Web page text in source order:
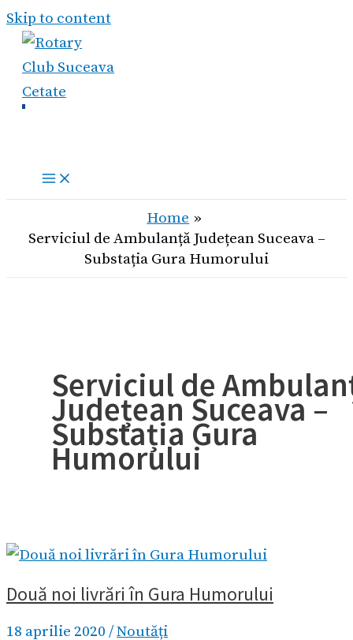
Skip to content
Home
Serviciul de Ambulanță Județean Suceava –
Substația Gura Humorului
Serviciul de
Județean Suceava –
Substația Gura
Humorului
Două noi livrări în Gura Humorului
18 aprilie 2020 /Noutăți